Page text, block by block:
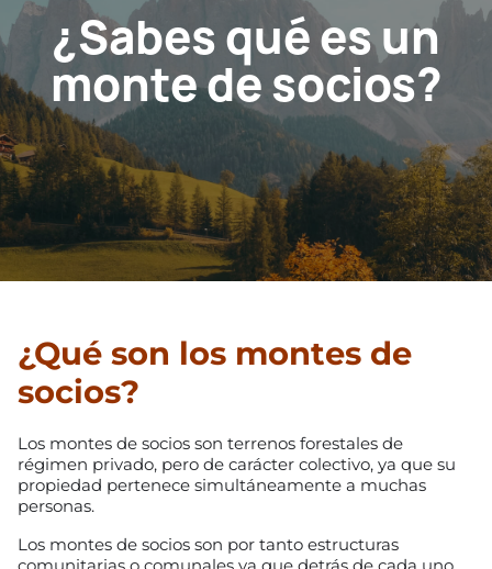
¿Sabes qué es un
monte de socios?
¿Qué son los montes de
socios?
Los montes de socios son terrenos forestales de
régimen privado, pero de carácter colectivo, ya que su
propiedad pertenece simultáneamente a muchas
personas.
Los montes de socios son por tanto estructuras